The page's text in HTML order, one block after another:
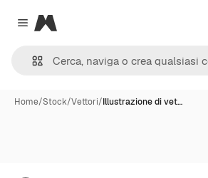
Close menu
Magnific
Home/Stock/Vettori/Illustrazione di vet…